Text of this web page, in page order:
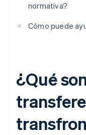
normativa?
Cómo puede
¿Qué